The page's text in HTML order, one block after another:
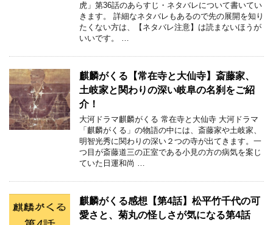
虎」第36話のあらすじ・ネタバレについて書いてい
きます。 詳細なネタバレもあるので先の展開を知り
たくない方は、【ネタバレ注意】は読まないほうが
いいです。 …
麒麟がくる【常在寺と大仙寺】斎藤家、
土岐家と関わりの深い岐阜の名刹をご紹
介！
大河ドラマ麒麟がくる 常在寺と大仙寺 大河ドラマ
「麒麟がくる」の物語の中には、斎藤家や土岐家、
明智光秀に関わりの深い２つの寺が出てきます。一
つ目が斎藤道三の正室である小見の方の病気を案じ
ていた日運和尚 …
麒麟がくる感想【第4話】松平竹千代の可
愛さと、菊丸の怪しさが気になる第4話